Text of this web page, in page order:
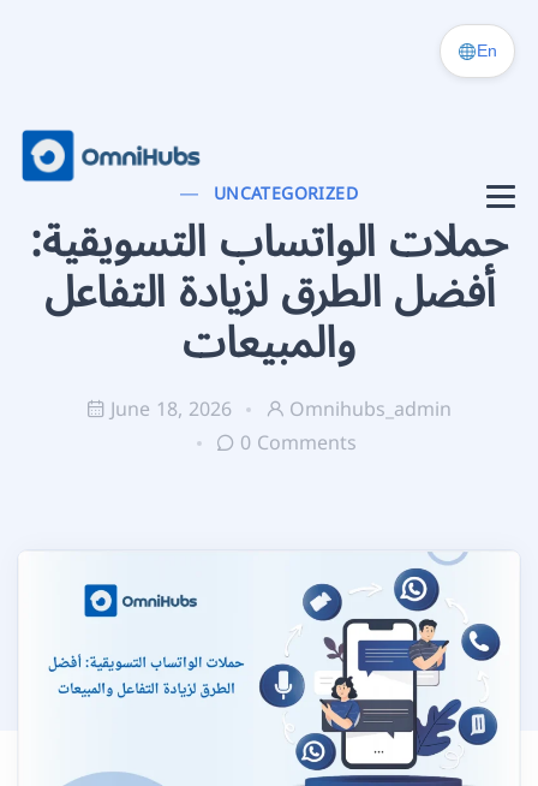
En
UNCATEGORIZED
حملات الواتساب التسويقية:
أفضل الطرق لزيادة التفاعل
والمبيعات
June 18, 2026
Omnihubs_admin
0 Comments